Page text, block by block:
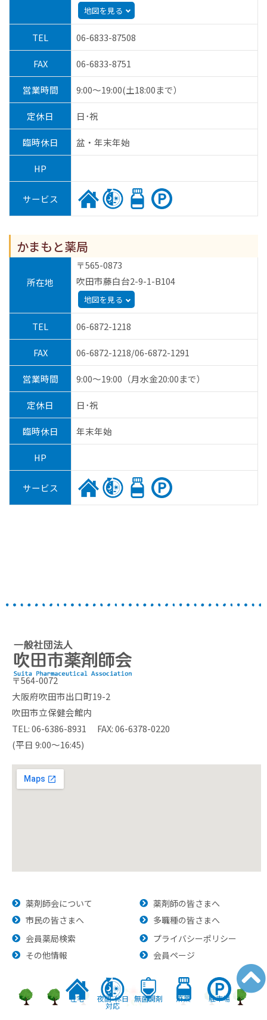
在宅 夜間•休日
対応
無菌調剤 麻薬 駐車場
地図を見る
TEL 06-6833-87508
FAX 06-6833-8751
営業時間 9:00～19:00(土18:00まで）
定休日 日･祝
臨時休日 盆・年末年始
HP
サービス
かまもと薬局
所在地
〒565-0873
吹田市藤白台2-9-1-B104
地図を見る
TEL 06-6872-1218
FAX 06-6872-1218/06-6872-1291
営業時間 9:00～19:00（月水金20:00まで）
定休日 日･祝
臨時休日 年末年始
HP
サービス
〒564-0072
大阪府吹田市出口町19-2
吹田市立保健会館内
TEL: 06-6386-8931 FAX: 06-6378-0220
(平日 9:00～16:45)
薬剤師会について
市民の皆さまへ
薬剤師の皆さまへ
多職種の皆さまへ
会員薬局検索
その他情報
プライバシーポリシー
会員ページ